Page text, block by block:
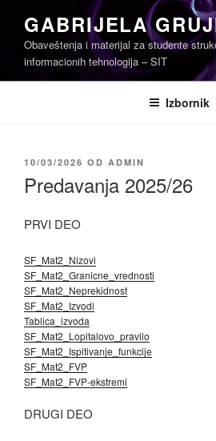
sadržaj
GABRIJELA
Obaveštenja i materijal za studente
informacionih tehnologija – SIT
Izbornik
OBJAVLJENO
10/03/2026 OD ADMIN
Predavanja 2025/26
PRVI DEO
SF_Mat2_Nizovi
SF_Mat2_Granicne_vrednosti
SF_Mat2_Neprekidnost
SF_Mat2_Izvodi
Tablica_izvoda
SF_Mat2_Lopitalovo_pravilo
SF_Mat2_Ispitivanje_funkcije
SF_Mat2_FVP
SF_Mat2_FVP-ekstremi
DRUGI DEO